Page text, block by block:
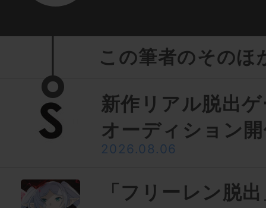
この筆者のそのほ
新作リアル脱出
オーディション
2026.08.06
「フリーレン脱